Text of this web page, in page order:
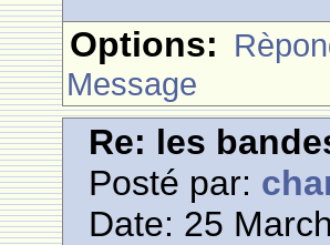
Options:
Message
Re: les
Posté par:
Date: 25